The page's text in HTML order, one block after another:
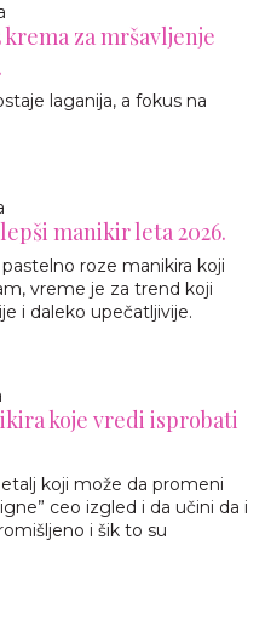
za mršavljenje
laganija, a fokus na
manikir leta 2026.
roze manikira koji
vreme je za trend koji
i daleko upečatljivije.
koje vredi isprobati
koji može da promeni
ceo izgled i da učini da i
i šik to su